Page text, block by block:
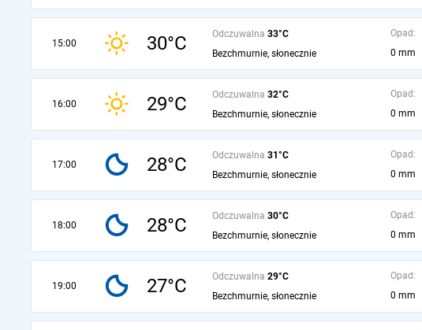
15:00 30°C Odczuwalna 33°C
Bezchmurnie, słonecznie
Opad:
0 mm
16:00 29°C Odczuwalna 32°C
Bezchmurnie, słonecznie
Opad:
0 mm
17:00 28°C Odczuwalna 31°C
Bezchmurnie, słonecznie
Opad:
0 mm
18:00 28°C Odczuwalna 30°C
Bezchmurnie, słonecznie
Opad:
0 mm
19:00 27°C Odczuwalna 29°C
Bezchmurnie, słonecznie
Opad:
0 mm